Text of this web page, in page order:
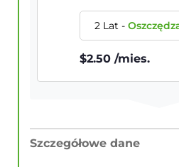
2 Lat-
$2.50 /mies.
Szczegółowe dane